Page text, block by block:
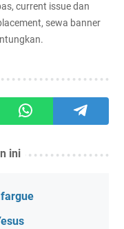
current issue dan
sewa banner
ini